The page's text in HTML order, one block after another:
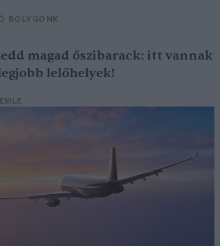
BOLYGÓNK
magad őszibarack: itt vannak
lelőhelyek!